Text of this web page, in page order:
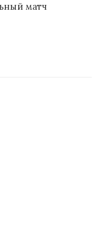
матч